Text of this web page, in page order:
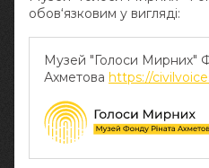
обов‘язковим у вигляді:
Музей "Голоси Мирних"
Ахметова https://